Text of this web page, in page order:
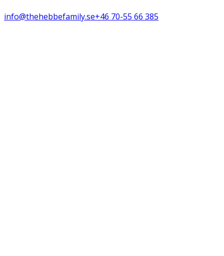
info@thehebbefamily.se+46 70-55 66 385